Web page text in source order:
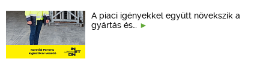
A piaci igényekkel együtt növekszik a
gyártás és…